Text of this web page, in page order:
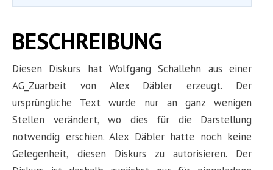
BESCHREIBUNG
Diesen Diskurs hat Wolfgang Schallehn aus einer
AG_Zuarbeit von Alex Däbler erzeugt. Der
ursprüngliche Text wurde nur an ganz wenigen
Stellen verändert, wo dies für die Darstellung
notwendig erschien. Alex Däbler hatte noch keine
Gelegenheit, diesen Diskurs zu autorisieren. Der